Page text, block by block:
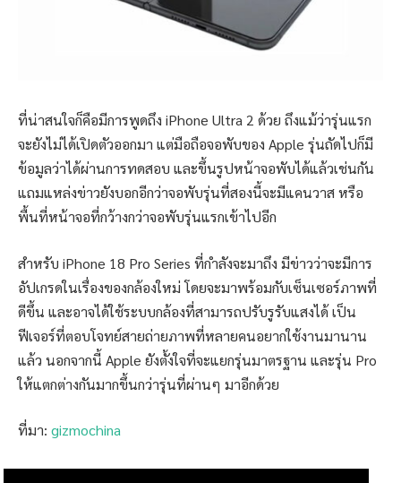
ที่น่าสนใจก็คือมีการพูดถึง iPhone Ultra 2 ด้วย ถึงแม้ว่ารุ่นแรก
จะยังไม่ได้เปิดตัวออกมา แต่มือถือจอพับของ Apple รุ่นถัดไปก็มี
ข้อมูลว่าได้ผ่านการทดสอบ และขึ้นรูปหน้าจอพับได้แล้วเช่นกัน
แถมแหล่งข่าวยังบอกอีกว่าจอพับรุ่นที่สองนี้จะมีแคนวาส หรือ
พื้นที่หน้าจอที่กว้างกว่าจอพับรุ่นแรกเข้าไปอีก
สำหรับ iPhone 18 Pro Series ที่กำลังจะมาถึง มีข่าวว่าจะมีการ
อัปเกรดในเรื่องของกล้องใหม่ โดยจะมาพร้อมกับเซ็นเซอร์ภาพที่
ดีขึ้น และอาจได้ใช้ระบบกล้องที่สามารถปรับรูรับแสงได้ เป็น
ฟีเจอร์ที่ตอบโจทย์สายถ่ายภาพที่หลายคนอยากใช้งานมานาน
แล้ว นอกจากนี้ Apple ยังตั้งใจที่จะแยกรุ่นมาตรฐาน และรุ่น Pro
ให้แตกต่างกันมากขึ้นกว่ารุ่นที่ผ่านๆ มาอีกด้วย
ที่มา: gizmochina